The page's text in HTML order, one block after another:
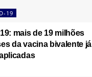
19
mais de 19 milhões
da vacina bivalente já